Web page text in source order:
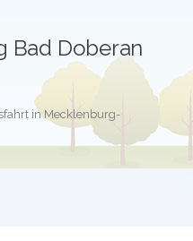
Bad Doberan
in Mecklenburg-